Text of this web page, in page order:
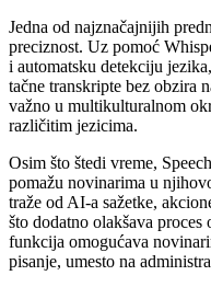
Jedna od najznačajnijih
preciznost. Uz pomoć
i automatsku detekciju
tačne transkripte bez obzira
važno u multikulturalnom
različitim jezicima.
Osim što štedi vreme,
pomažu novinarima u
traže od AI-a sažetke,
što dodatno olakšava
funkcija omogućava
pisanje, umesto na